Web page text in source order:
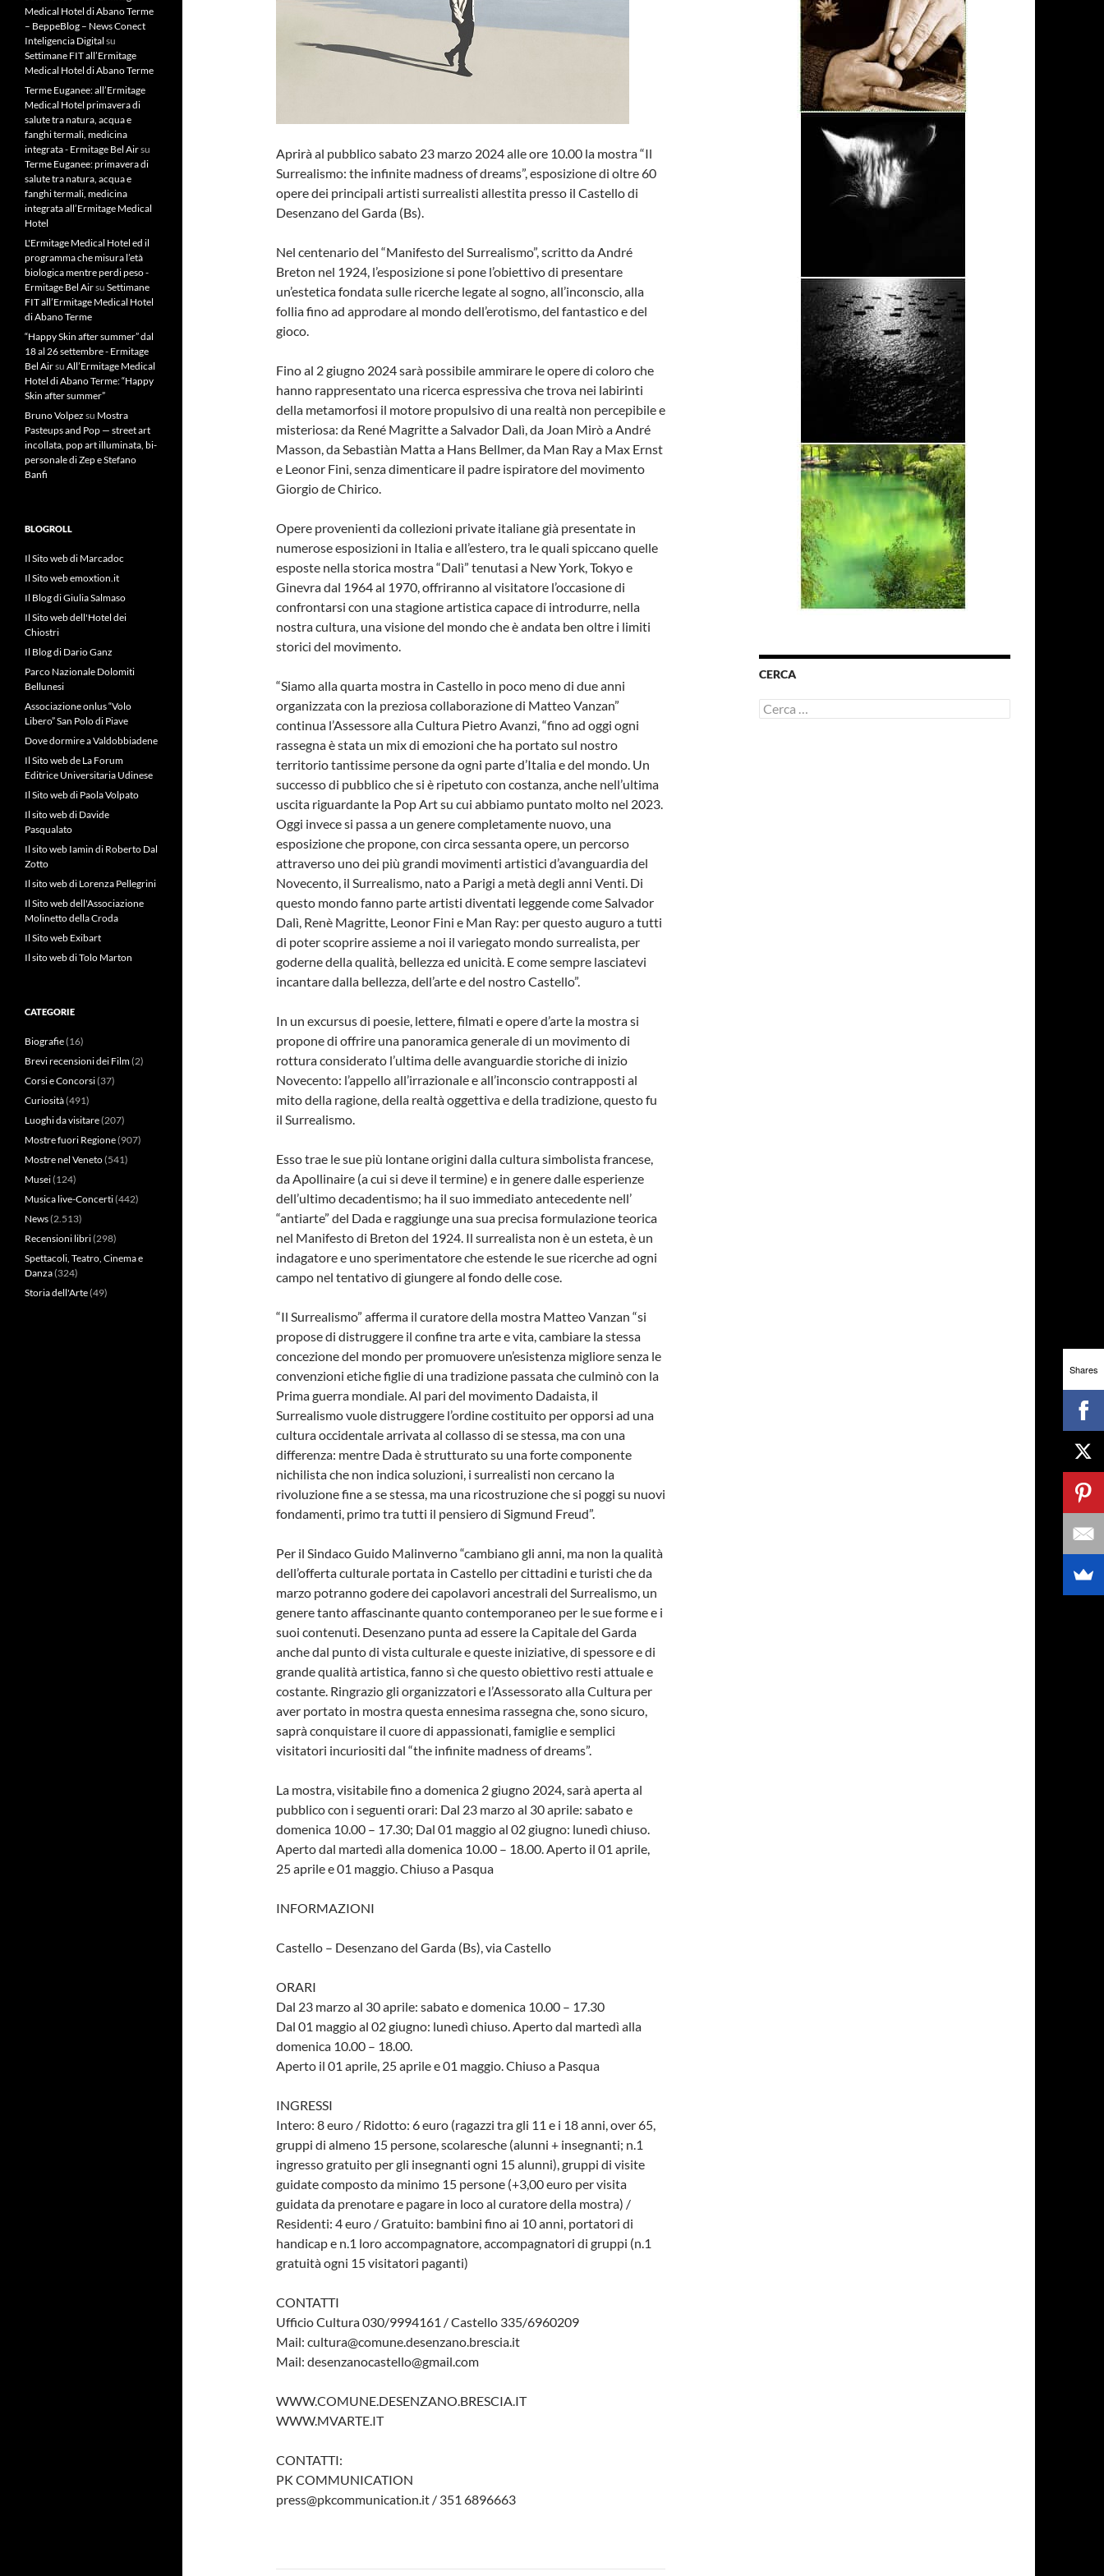
Aprirà al pubblico sabato 23 marzo 2024 alle ore 10.00 la mostra “Il
Surrealismo: the infinite madness of dreams”, esposizione di oltre 60
opere dei principali artisti surrealisti allestita presso il Castello di
Desenzano del Garda (Bs).
Nel centenario del “Manifesto del Surrealismo”, scritto da André
Breton nel 1924, l’esposizione si pone l’obiettivo di presentare
un’estetica fondata sulle ricerche legate al sogno, all’inconscio, alla
follia fino ad approdare al mondo dell’erotismo, del fantastico e del
gioco.
Fino al 2 giugno 2024 sarà possibile ammirare le opere di coloro che
hanno rappresentato una ricerca espressiva che trova nei labirinti
della metamorfosi il motore propulsivo di una realtà non percepibile e
misteriosa: da René Magritte a Salvador Dalì, da Joan Mirò a André
Masson, da Sebastiàn Matta a Hans Bellmer, da Man Ray a Max Ernst
e Leonor Fini, senza dimenticare il padre ispiratore del movimento
Giorgio de Chirico.
Opere provenienti da collezioni private italiane già presentate in
numerose esposizioni in Italia e all’estero, tra le quali spiccano quelle
esposte nella storica mostra “Dalì” tenutasi a New York, Tokyo e
Ginevra dal 1964 al 1970, offriranno al visitatore l’occasione di
confrontarsi con una stagione artistica capace di introdurre, nella
nostra cultura, una visione del mondo che è andata ben oltre i limiti
storici del movimento.
“Siamo alla quarta mostra in Castello in poco meno di due anni
organizzata con la preziosa collaborazione di Matteo Vanzan”
continua l’Assessore alla Cultura Pietro Avanzi, “fino ad oggi ogni
rassegna è stata un mix di emozioni che ha portato sul nostro
territorio tantissime persone da ogni parte d’Italia e del mondo. Un
successo di pubblico che si è ripetuto con costanza, anche nell’ultima
uscita riguardante la Pop Art su cui abbiamo puntato molto nel 2023.
Oggi invece si passa a un genere completamente nuovo, una
esposizione che propone, con circa sessanta opere, un percorso
attraverso uno dei più grandi movimenti artistici d’avanguardia del
Novecento, il Surrealismo, nato a Parigi a metà degli anni Venti. Di
questo mondo fanno parte artisti diventati leggende come Salvador
Dalì, Renè Magritte, Leonor Fini e Man Ray: per questo auguro a tutti
di poter scoprire assieme a noi il variegato mondo surrealista, per
goderne della qualità, bellezza ed unicità. E come sempre lasciatevi
incantare dalla bellezza, dell’arte e del nostro Castello”.
In un excursus di poesie, lettere, filmati e opere d’arte la mostra si
propone di offrire una panoramica generale di un movimento di
rottura considerato l’ultima delle avanguardie storiche di inizio
Novecento: l’appello all’irrazionale e all’inconscio contrapposti al
mito della ragione, della realtà oggettiva e della tradizione, questo fu
il Surrealismo.
Esso trae le sue più lontane origini dalla cultura simbolista francese,
da Apollinaire (a cui si deve il termine) e in genere dalle esperienze
dell’ultimo decadentismo; ha il suo immediato antecedente nell’
“antiarte” del Dada e raggiunge una sua precisa formulazione teorica
nel Manifesto di Breton del 1924. Il surrealista non è un esteta, è un
indagatore e uno sperimentatore che estende le sue ricerche ad ogni
campo nel tentativo di giungere al fondo delle cose.
“Il Surrealismo” afferma il curatore della mostra Matteo Vanzan “si
propose di distruggere il confine tra arte e vita, cambiare la stessa
concezione del mondo per promuovere un’esistenza migliore senza le
convenzioni etiche figlie di una tradizione passata che culminò con la
Prima guerra mondiale. Al pari del movimento Dadaista, il
Surrealismo vuole distruggere l’ordine costituito per opporsi ad una
cultura occidentale arrivata al collasso di se stessa, ma con una
differenza: mentre Dada è strutturato su una forte componente
nichilista che non indica soluzioni, i surrealisti non cercano la
rivoluzione fine a se stessa, ma una ricostruzione che si poggi su nuovi
fondamenti, primo tra tutti il pensiero di Sigmund Freud”.
Per il Sindaco Guido Malinverno “cambiano gli anni, ma non la qualità
dell’offerta culturale portata in Castello per cittadini e turisti che da
marzo potranno godere dei capolavori ancestrali del Surrealismo, un
genere tanto affascinante quanto contemporaneo per le sue forme e i
suoi contenuti. Desenzano punta ad essere la Capitale del Garda
anche dal punto di vista culturale e queste iniziative, di spessore e di
grande qualità artistica, fanno sì che questo obiettivo resti attuale e
costante. Ringrazio gli organizzatori e l’Assessorato alla Cultura per
aver portato in mostra questa ennesima rassegna che, sono sicuro,
saprà conquistare il cuore di appassionati, famiglie e semplici
visitatori incuriositi dal “the infinite madness of dreams”.
La mostra, visitabile fino a domenica 2 giugno 2024, sarà aperta al
pubblico con i seguenti orari: Dal 23 marzo al 30 aprile: sabato e
domenica 10.00 – 17.30; Dal 01 maggio al 02 giugno: lunedì chiuso.
Aperto dal martedì alla domenica 10.00 – 18.00. Aperto il 01 aprile,
25 aprile e 01 maggio. Chiuso a Pasqua
INFORMAZIONI
Castello – Desenzano del Garda (Bs), via Castello
ORARI
Dal 23 marzo al 30 aprile: sabato e domenica 10.00 – 17.30
Dal 01 maggio al 02 giugno: lunedì chiuso. Aperto dal martedì alla
domenica 10.00 – 18.00.
Aperto il 01 aprile, 25 aprile e 01 maggio. Chiuso a Pasqua
INGRESSI
Intero: 8 euro / Ridotto: 6 euro (ragazzi tra gli 11 e i 18 anni, over 65,
gruppi di almeno 15 persone, scolaresche (alunni + insegnanti; n.1
ingresso gratuito per gli insegnanti ogni 15 alunni), gruppi di visite
guidate composto da minimo 15 persone (+3,00 euro per visita
guidata da prenotare e pagare in loco al curatore della mostra) /
Residenti: 4 euro / Gratuito: bambini fino ai 10 anni, portatori di
handicap e n.1 loro accompagnatore, accompagnatori di gruppi (n.1
gratuità ogni 15 visitatori paganti)
CONTATTI
Ufficio Cultura 030/9994161 / Castello 335/6960209
Mail: cultura@comune.desenzano.brescia.it
Mail: desenzanocastello@gmail.com
WWW.COMUNE.DESENZANO.BRESCIA.IT
WWW.MVARTE.IT
CONTATTI:
PK COMMUNICATION
press@pkcommunication.it / 351 6896663
CERCA
Ricerca
per:
Medical Hotel di Abano Terme
– BeppeBlog – News Conect
Inteligencia Digital su
Settimane FIT all’Ermitage
Medical Hotel di Abano Terme
Terme Euganee: all’Ermitage
Medical Hotel primavera di
salute tra natura, acqua e
fanghi termali, medicina
integrata - Ermitage Bel Airsu
Terme Euganee: primavera di
salute tra natura, acqua e
fanghi termali, medicina
integrata all’Ermitage Medical
Hotel
L'Ermitage Medical Hotel ed il
programma che misura l’età
biologica mentre perdi peso -
Ermitage Bel Airsu Settimane
FIT all’Ermitage Medical Hotel
di Abano Terme
“Happy Skin after summer” dal
18 al 26 settembre - Ermitage
Bel Airsu All’Ermitage Medical
Hotel di Abano Terme: “Happy
Skin after summer”
Bruno Volpez su Mostra
Pasteups and Pop — street art
incollata, pop art illuminata, bi-
personale di Zep e Stefano
Banfi
BLOGROLL
Il Sito web di Marcadoc
Il Sito web emoxtion.it
Il Blog di Giulia Salmaso
Il Sito web dell'Hotel dei
Chiostri
Il Blog di Dario Ganz
Parco Nazionale Dolomiti
Bellunesi
Associazione onlus “Volo
Libero” San Polo di Piave
Dove dormire a Valdobbiadene
Il Sito web de La Forum
Editrice Universitaria Udinese
Il Sito web di Paola Volpato
Il sito web di Davide
Pasqualato
Il sito web Iamin di Roberto Dal
Zotto
Il sito web di Lorenza Pellegrini
Il Sito web dell'Associazione
Molinetto della Croda
Il Sito web Exibart
Il sito web di Tolo Marton
CATEGORIE
Biografie(16)
Brevi recensioni dei Film(2)
Corsi e Concorsi(37)
Curiosità(491)
Luoghi da visitare(207)
Mostre fuori Regione(907)
Mostre nel Veneto(541)
Musei(124)
Musica live-Concerti(442)
News(2.513)
Recensioni libri(298)
Spettacoli, Teatro, Cinema e
Danza(324)
Storia dell'Arte(49)
Shares